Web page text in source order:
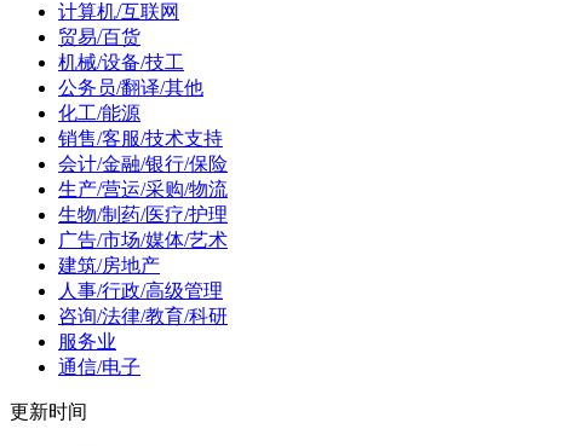
计算机/互联网
贸易/百货
机械/设备/技工
公务员/翻译/其他
化工/能源
销售/客服/技术支持
会计/金融/银行/保险
生产/营运/采购/物流
生物/制药/医疗/护理
广告/市场/媒体/艺术
建筑/房地产
人事/行政/高级管理
咨询/法律/教育/科研
服务业
通信/电子
更新时间